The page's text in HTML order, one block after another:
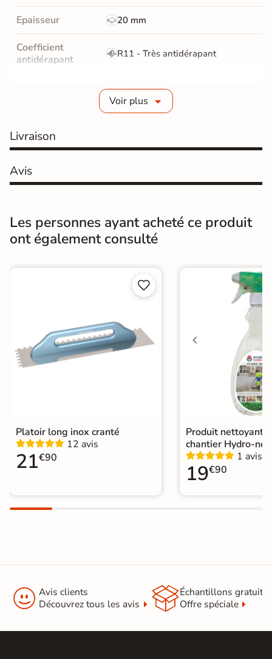
Epaisseur 20 mm
Coefficient
antidérapant
R11 - Très antidérapant
GR5 - Ultra-résistant
Bords rectifié
Finition Mate
Résistant au Gel Oui
1er Choix
A coller sur chape
A coller sur ancien carrelage
Normes
Voir plus
Livraison
Avis
Les personnes ayant acheté ce produit
ont également consulté


Platoir long inox cranté
12 avis
21€90
Produit nettoyant
chantier Hydro-net
1 avis
19€90
 Avis clients
Découvrez tous les avis
Échantillons gratuit
Offre spéciale